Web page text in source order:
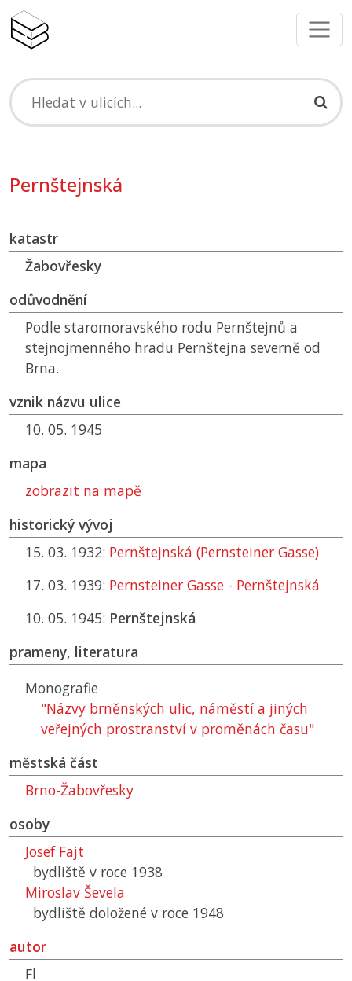
Pernštejnská
katastr
Žabovřesky
odůvodnění
Podle staromoravského rodu Pernštejnů a
stejnojmenného hradu Pernštejna severně od
Brna.
vznik názvu ulice
10. 05. 1945
mapa
zobrazit na mapě
historický vývoj
15. 03. 1932: Pernštejnská (Pernsteiner Gasse)
17. 03. 1939: Pernsteiner Gasse - Pernštejnská
10. 05. 1945: Pernštejnská
prameny, literatura
Monografie
"Názvy brněnských ulic, náměstí a jiných
veřejných prostranství v proměnách času"
městská část
Brno-Žabovřesky
osoby
Josef Fajt
bydliště v roce 1938
Miroslav Ševela
bydliště doložené v roce 1948
autor
Fl